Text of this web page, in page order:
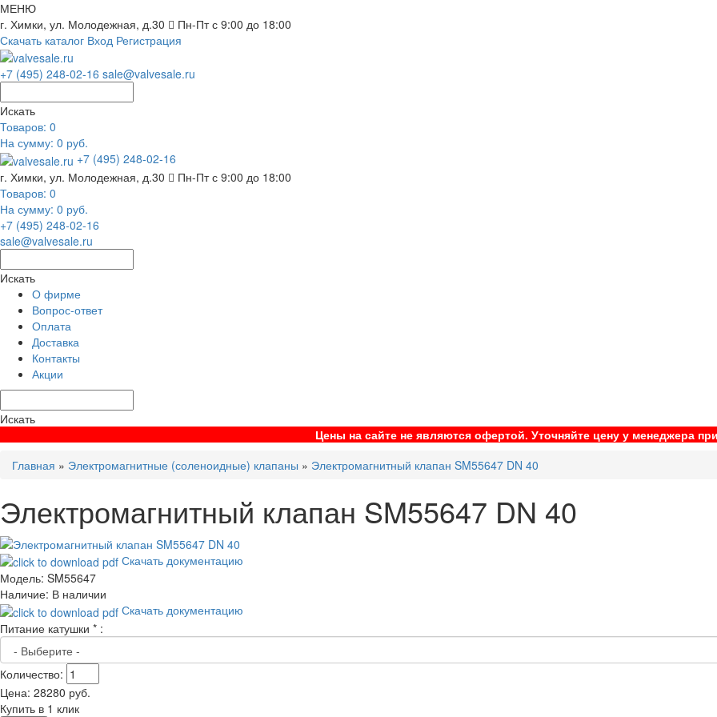
МЕНЮ
г. Химки, ул. Молодежная, д.30
Пн-Пт с 9:00 до 18:00
Скачать каталог Вход Регистрация
+7 (495) 248-02-16 sale@valvesale.ru
Искать
Товаров: 0
На сумму: 0 руб.
+7 (495) 248-02-16
г. Химки, ул. Молодежная, д.30
Пн-Пт с 9:00 до 18:00
Товаров: 0
На сумму: 0 руб.
+7 (495) 248-02-16
sale@valvesale.ru
Искать
О фирме
Вопрос-ответ
Оплата
Доставка
Контакты
Акции
Искать
Цены на сайте не являются офертой. Уточняйте цену у менеджера
Главная » Электромагнитные (соленоидные) клапаны » Электромагнитный клапан SM55647 DN 40
Электромагнитный клапан SM55647 DN 40
Скачать документацию
Модель: SM55647
Наличие: В наличии
Скачать документацию
Питание катушки * :
Количество:
Цена: 28280 руб.
Купить в 1 клик